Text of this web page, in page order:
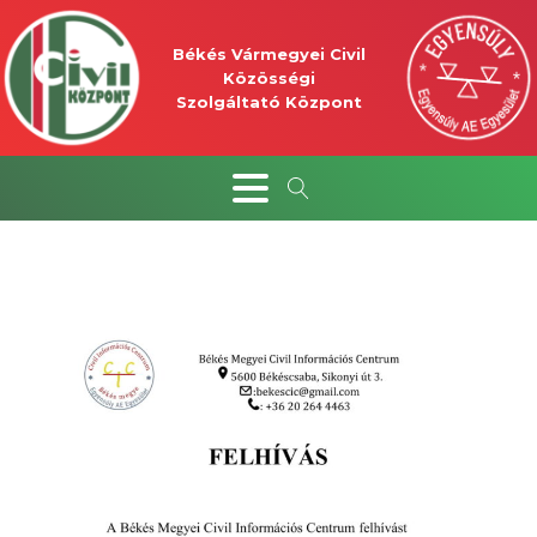
Békés Vármegyei Civil
Közösségi
Szolgáltató Központ